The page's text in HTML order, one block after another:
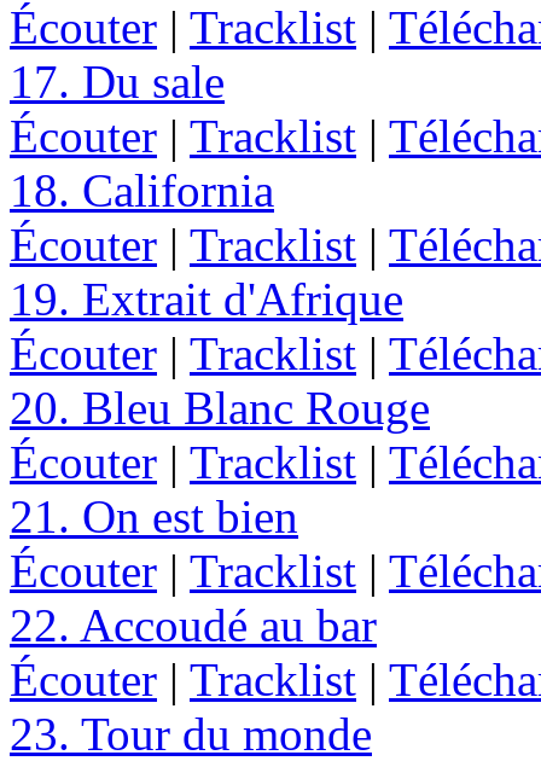
Écouter | Tracklist |
17. Du sale
Écouter | Tracklist |
18. California
Écouter | Tracklist |
19. Extrait d'Afrique
Écouter | Tracklist |
20. Bleu Blanc Rouge
Écouter | Tracklist |
21. On est bien
Écouter | Tracklist |
22. Accoudé au bar
Écouter | Tracklist |
23. Tour du monde